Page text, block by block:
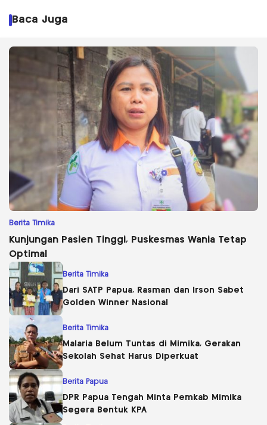
Baca Juga
Berita Timika
Kunjungan Pasien Tinggi, Puskesmas Wania Tetap
Optimal
Berita Timika
Dari SATP Papua, Rasman dan Irson Sabet
Golden Winner Nasional
Berita Timika
Malaria Belum Tuntas di Mimika, Gerakan
Sekolah Sehat Harus Diperkuat
Berita Papua
DPR Papua Tengah Minta Pemkab Mimika
Segera Bentuk KPA